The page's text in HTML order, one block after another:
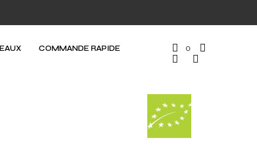
COMMANDE RAPIDE
0